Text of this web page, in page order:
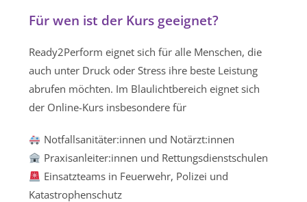
Für wen ist der Kurs geeignet?
Ready2Perform eignet sich für alle Menschen, die
auch unter Druck oder Stress ihre beste Leistung
abrufen möchten. Im Blaulichtbereich eignet sich
der Online-Kurs insbesondere für
Notfallsanitäter:innen und Notärzt:innen
Praxisanleiter:innen und Rettungsdienstschulen
Einsatzteams in Feuerwehr, Polizei und
Katastrophenschutz